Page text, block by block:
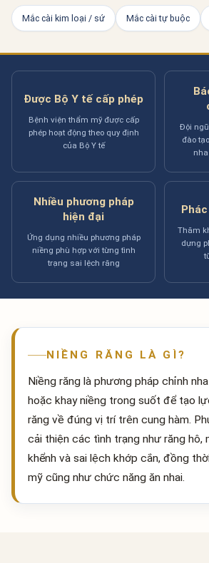
Mắc cài kim loại / sứ Mắc cài tự buộc
Được Bộ Y tế cấp phép
Bệnh viện thẩm mỹ được cấp
phép hoạt động theo quy định
của Bộ Y tế
Đội
đào
Nhiều phương pháp
hiện đại
Ứng dụng nhiều phương pháp
niềng phù hợp với từng tình
trạng sai lệch răng
Thăm
dựng
NIỀNG RĂNG LÀ GÌ?
Niềng răng là phương pháp chỉnh
hoặc khay niềng trong suốt để tạo
răng về đúng vị trí trên cung hàm.
cải thiện các tình trạng như răng hô,
khểnh và sai lệch khớp cắn, đồng
mỹ cũng như chức năng ăn nhai.